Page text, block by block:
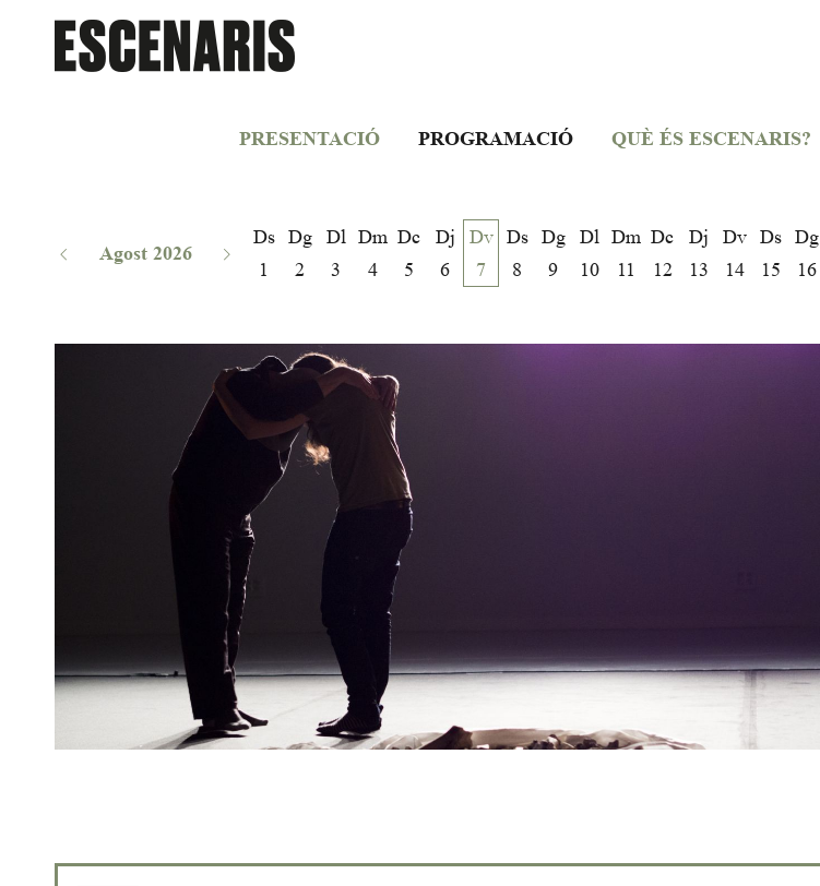
PRESENTACIÓ PROGRAMACIÓ QUÈ ÉS ESCENARIS?
Agost 2026
Ds
1
Dg
2
Dl
3
Dm
4
Dc
5
Dj
6
Dv
7
Ds
8
Dg
9
Dl
10
Dm
11
Dc
12
Dj
13
Dv
14
Ds
15
Dg
16